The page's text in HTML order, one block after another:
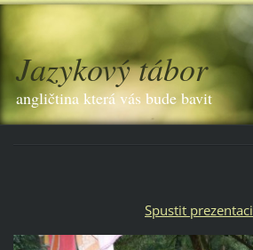
Jazykový tábor
angličtina která vás bude bavit
Spustit prezentaci